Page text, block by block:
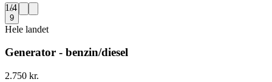
1/4
9
Hele landet
Generator - benzin/diesel
2.750 kr.